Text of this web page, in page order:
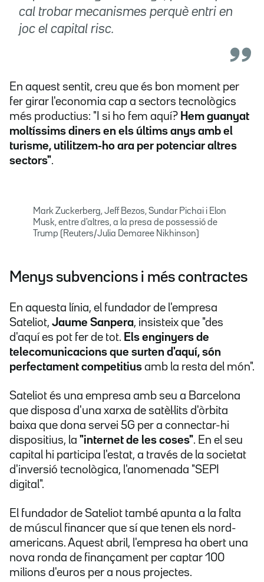
cal trobar mecanismes perquè entri en
joc el capital risc.
En aquest sentit, creu que és bon moment per
fer girar l'economia cap a sectors tecnològics
més productius: "I si ho fem aquí? Hem guanyat
moltíssims diners en els últims anys amb el
turisme, utilitzem-ho ara per potenciar altres
sectors".
Mark Zuckerberg, Jeff Bezos, Sundar Pichai i Elon
Musk, entre d'altres, a la presa de possessió de
Trump (Reuters/Julia Demaree Nikhinson)
Menys subvencions i més contractes
En aquesta línia, el fundador de l'empresa
Sateliot, Jaume Sanpera, insisteix que "des
d'aquí es pot fer de tot. Els enginyers de
telecomunicacions que surten d'aquí, són
perfectament competitius amb la resta del món".
Sateliot és una empresa amb seu a Barcelona
que disposa d'una xarxa de satèl·lits d'òrbita
baixa que dona servei 5G per a connectar-hi
dispositius, la "internet de les coses". En el seu
capital hi participa l'estat, a través de la societat
d'inversió tecnològica, l'anomenada "SEPI
digital".
El fundador de Sateliot també apunta a la falta
de múscul financer que sí que tenen els nord-
americans. Aquest abril, l'empresa ha obert una
nova ronda de finançament per captar 100
milions d'euros per a nous projectes.